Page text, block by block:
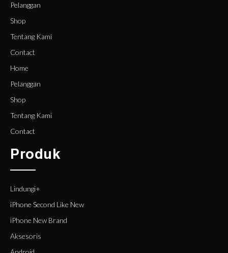
Pelanggan
Shop
Tentang Kami
Contact
Home
Pelanggan
Shop
Tentang Kami
Contact
Produk
Lindungi+
iPhone Second Like New
iPhone New Brand
Aksesoris